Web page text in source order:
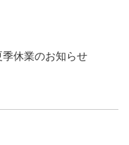
季休業のお知らせ